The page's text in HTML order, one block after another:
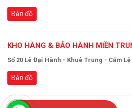
Bản đồ
KHO HÀNG & BẢO HÀNH MIỀN
Số 20 Lê Đại Hành - Khuê Trung - Cẩm
Bản đồ